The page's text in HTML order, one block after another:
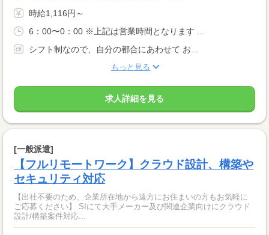
時給1,116円～
6：00〜0：00 ※上記は営業時間となります ...
シフト制なので、自分の都合にあわせて お...
もっと見る
求人詳細を見る
[一般派遣]
【フルリモートワーク】クラウド設計、構築や
セキュリティ対応
【出社不要のため、企業所在地から遠方にお住まいの方もお気軽に
ご応募ください】 SIにて大手メーカー及び関連企業向けにクラウド
設計/構築案件対応...